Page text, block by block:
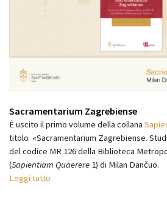
Sacramentarium Zagrebiense
È uscito il primo volume della collana
titolo «Sacramentarium Zagrebiense.
del codice MR 126 della Biblioteca
(Sapientiam Quaerere 1) di Milan Dančuo.
Leggi tutto